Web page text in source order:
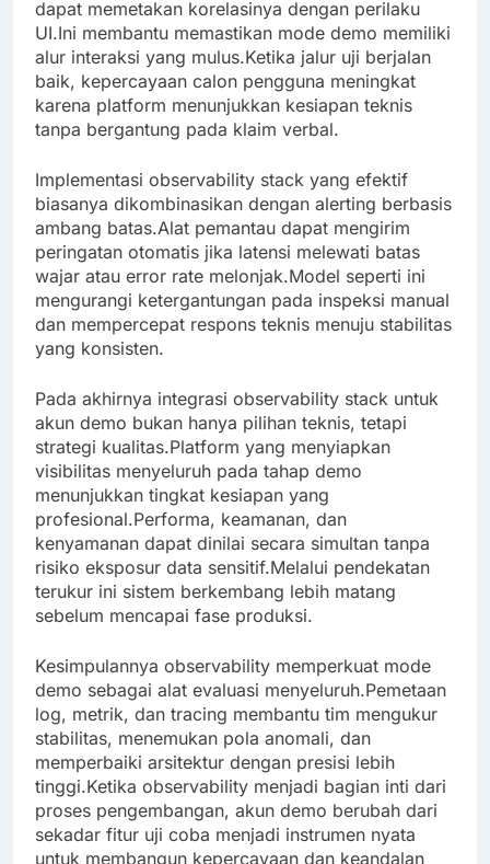
dapat memetakan korelasinya dengan perilaku
UI.Ini membantu memastikan mode demo memiliki
alur interaksi yang mulus.Ketika jalur uji berjalan
baik, kepercayaan calon pengguna meningkat
karena platform menunjukkan kesiapan teknis
tanpa bergantung pada klaim verbal.
Implementasi observability stack yang efektif
biasanya dikombinasikan dengan alerting berbasis
ambang batas.Alat pemantau dapat mengirim
peringatan otomatis jika latensi melewati batas
wajar atau error rate melonjak.Model seperti ini
mengurangi ketergantungan pada inspeksi manual
dan mempercepat respons teknis menuju stabilitas
yang konsisten.
Pada akhirnya integrasi observability stack untuk
akun demo bukan hanya pilihan teknis, tetapi
strategi kualitas.Platform yang menyiapkan
visibilitas menyeluruh pada tahap demo
menunjukkan tingkat kesiapan yang
profesional.Performa, keamanan, dan
kenyamanan dapat dinilai secara simultan tanpa
risiko eksposur data sensitif.Melalui pendekatan
terukur ini sistem berkembang lebih matang
sebelum mencapai fase produksi.
Kesimpulannya observability memperkuat mode
demo sebagai alat evaluasi menyeluruh.Pemetaan
log, metrik, dan tracing membantu tim mengukur
stabilitas, menemukan pola anomali, dan
memperbaiki arsitektur dengan presisi lebih
tinggi.Ketika observability menjadi bagian inti dari
proses pengembangan, akun demo berubah dari
sekadar fitur uji coba menjadi instrumen nyata
untuk membangun kepercayaan dan keandalan